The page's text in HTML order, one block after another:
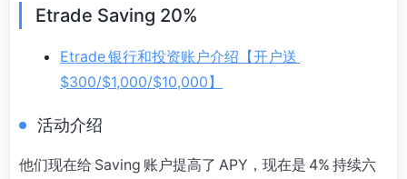
Etrade Saving 20%
Etrade 银行和投资账户介绍【开户送
$300/$1,000/$10,000】
活动介绍
他们现在给 Saving 账户提高了 APY，现在是 4% 持续六